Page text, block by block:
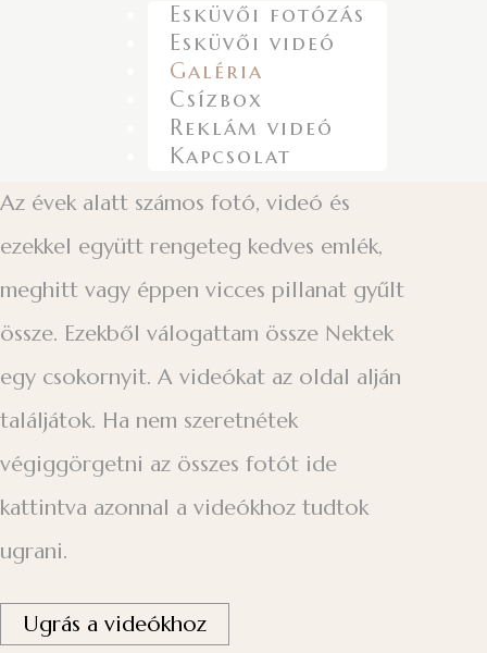
Esküvői fotózás
Esküvői videó
Galéria
Csízbox
Reklám videó
Kapcsolat
Az évek alatt számos fotó, videó és
ezekkel együtt rengeteg kedves emlék,
meghitt vagy éppen vicces pillanat gyűlt
össze. Ezekből válogattam össze Nektek
egy csokornyit. A videókat az oldal alján
találjátok. Ha nem szeretnétek
végiggörgetni az összes fotót ide
kattintva azonnal a videókhoz tudtok
ugrani.
Ugrás a videókhoz